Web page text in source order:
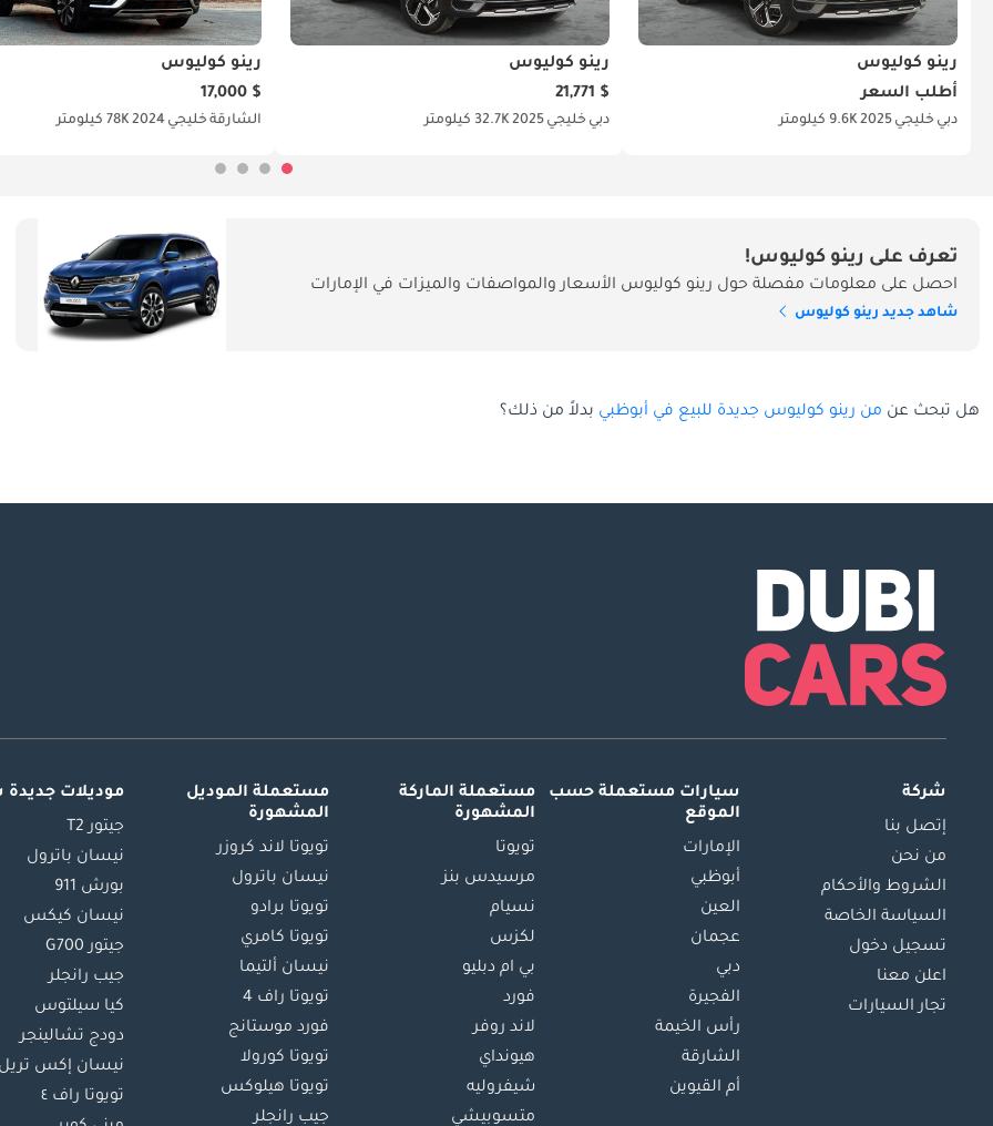
رينو كوليوس
أطلب السعر
دبي خليجي 20259.6K كيلومتر
رينو كوليوس
$ 21,771
دبي خليجي 202532.7K كيلومتر
رينو كوليوس
$ 17,000
الشارقة خليجي 202478K كيلومتر
تعرف على رينو كوليوس!
احصل على معلومات مفصلة حول رينو كوليوس الأسعار والمواصفات والميزات في الإمارات
شاهد جديد رينو كوليوس
هل تبحث عن من رينو كوليوس جديدة للبيع في أبوظبي بدلاً من ذلك؟
شركة
إتصل بنا
من نحن
الشروط والأحكام
السياسة الخاصة
تسجيل دخول
اعلن معنا
تجار السيارات
سيارات مستعملة حسب
الموقع
الإمارات
أبوظبي
العين
عجمان
دبي
الفجيرة
رأس الخيمة
الشارقة
أم القيوين
مستعملة الماركة
المشهورة
تويوتا
مرسيدس بنز
نسيام
لكزس
بي ام دبليو
فورد
لاند روفر
هيونداي
شيفروليه
متسوبيشي
مستعملة الموديل
المشهورة
تويوتا لاند كروزر
نيسان باترول
تويوتا برادو
تويوتا كامري
نيسان ألتيما
تويوتا راف 4
فورد موستانج
تويوتا كورولا
تويوتا هيلوكس
جيب رانجلر
موديلات
جيتور T2
نيسان باترول
بورش 911
نيسان كيكس
جيتور G700
جيب رانجلر
كيا سيلتوس
دودج تشالينجر
نيسان إكس تريل
تويوتا راف ٤